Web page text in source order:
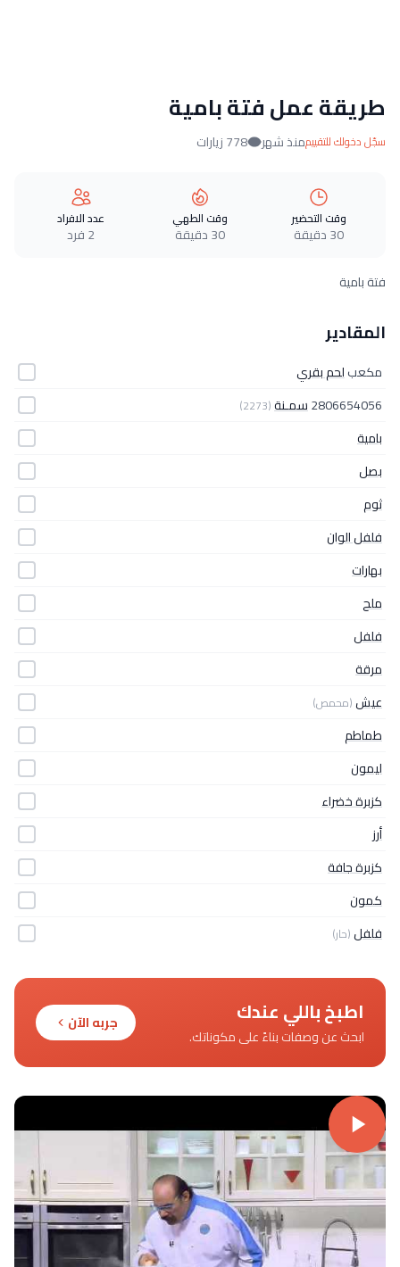
طريقة عمل فتة بامية
سجّل دخولك للتقييممنذ شهر 778 زيارات
وقت التحضير
30 دقيقة
وقت الطهي
30 دقيقة
عدد الافراد
2 فرد
فتة بامية
المقادير
مكعبلحم بقري
2806654056سمـنة(2273)
بامية
بصل
ثوم
فلفل الوان
بهارات
ملح
فلفل
مرقة
عيش(محمص)
طماطم
ليمون
كزبرة خضراء
أرز
كزبرة جافة
كمون
فلفل(حار)
اطبخ باللي عندك
ابحث عن وصفات بناءً على مكوناتك.
جربه الآن